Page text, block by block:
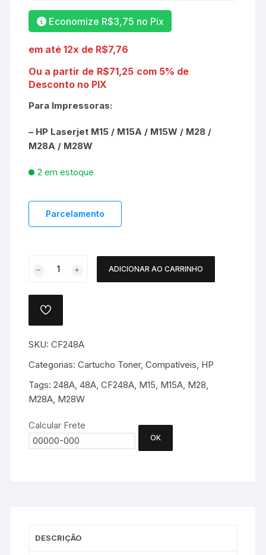
Economize R$3,75 no Pix
em até 12x de R$7,76
Ou a partir de R$71,25 com 5% de
Desconto no PIX
Para Impressoras:
– HP Laserjet M15 / M15A / M15W / M28 /
M28A / M28W
2 em estoque
Parcelamento
TONER
CF248A
COMPATÍVEL
ADICIONAR AO CARRINHO
ADICIONAR
DE
DESEJOS.
SKU:CF248A
Categorias:Cartucho Toner,Compatíveis, HP
Tags:248A,48A,CF248A, M15, M15A, M28,
M28A, M28W
Calcular Frete
OK
DESCRIÇÃO